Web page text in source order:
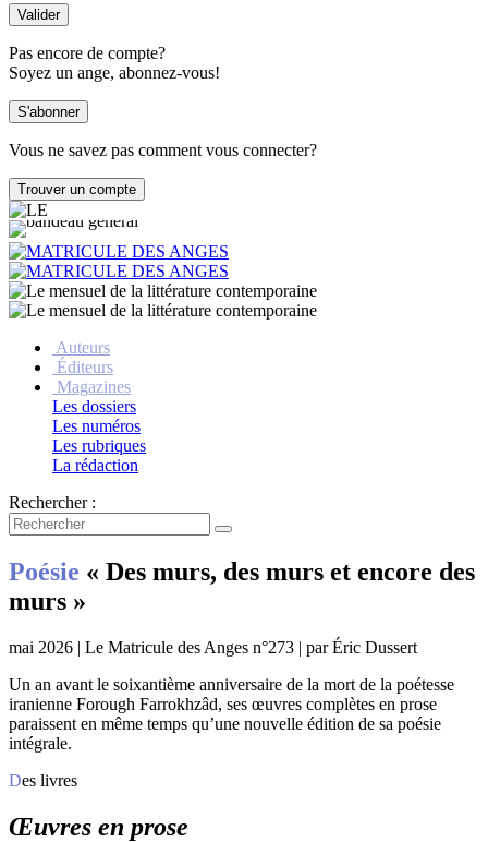
Pas encore de compte?
Soyez un ange, abonnez-vous!
Vous ne savez pas comment vous connecter?
Auteurs
Éditeurs
Magazines
Les dossiers
Les numéros
Les rubriques
La rédaction
Rechercher :
Poésie « Des murs, des murs et encore des
murs »
mai 2026 | Le Matricule des Anges n°273 | par Éric Dussert
Un an avant le soixantième anniversaire de la mort de la poétesse
iranienne Forough Farrokhzâd, ses œuvres complètes en prose
paraissent en même temps qu’une nouvelle édition de sa poésie
intégrale.
Des livres
Œuvres en prose